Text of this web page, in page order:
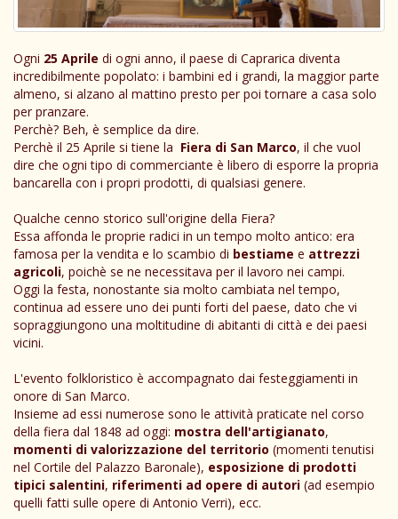
Ogni 25 Aprile di ogni anno, il paese di Caprarica diventa
incredibilmente popolato: i bambini ed i grandi, la maggior parte
almeno, si alzano al mattino presto per poi tornare a casa solo
per pranzare.
Perchè? Beh, è semplice da dire.
Perchè il 25 Aprile si tiene la Fiera di San Marco, il che vuol
dire che ogni tipo di commerciante è libero di esporre la propria
bancarella con i propri prodotti, di qualsiasi genere.
Qualche cenno storico sull'origine della Fiera?
Essa affonda le proprie radici in un tempo molto antico: era
famosa per la vendita e lo scambio di bestiame e attrezzi
agricoli, poichè se ne necessitava per il lavoro nei campi.
Oggi la festa, nonostante sia molto cambiata nel tempo,
continua ad essere uno dei punti forti del paese, dato che vi
sopraggiungono una moltitudine di abitanti di città e dei paesi
vicini.
L'evento folkloristico è accompagnato dai festeggiamenti in
onore di San Marco.
Insieme ad essi numerose sono le attività praticate nel corso
della fiera dal 1848 ad oggi: mostra dell'artigianato,
momenti di valorizzazione del territorio (momenti tenutisi
nel Cortile del Palazzo Baronale), esposizione di prodotti
tipici salentini, riferimenti ad opere di autori (ad esempio
quelli fatti sulle opere di Antonio Verri), ecc.